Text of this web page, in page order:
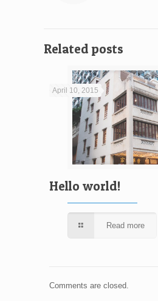
Related posts
April 10, 2015
Hello world!
Read more
Comments are closed.